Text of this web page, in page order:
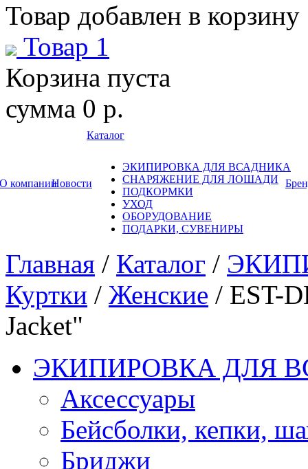
Товар добавлен в корзину
Товар 1
Корзина пуста
сумма 0 р.
О компанииНовости
Каталог
ЭКИПИРОВКА ДЛЯ ВСАДНИКА
СНАРЯЖЕНИЕ ДЛЯ ЛОШАДИ
ПОДКОРМКИ
УХОД
ОБОРУДОВАНИЕ
ПОДАРКИ, СУВЕНИРЫ
Главная / Каталог /
Куртки / Женские / EST-
Jacket"
ЭКИПИРОВКА ДЛЯ
Аксессуары
Бейсболки, кепки,
Бриджи